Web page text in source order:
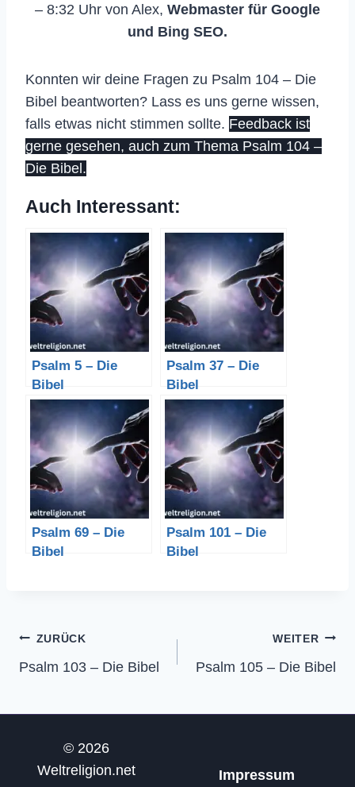
– 8:32 Uhr von Alex, Webmaster für Google
und Bing SEO.
Konnten wir deine Fragen zu Psalm 104 – Die
Bibel beantworten? Lass es uns gerne wissen,
falls etwas nicht stimmen sollte. Feedback ist
gerne gesehen, auch zum Thema Psalm 104 –
Die Bibel.
Auch Interessant:
Psalm 5 – Die
Bibel
Psalm 37 – Die
Bibel
Psalm 69 – Die
Bibel
Psalm 101 – Die
Bibel
Beitragsnavigation
ZURÜCK
Psalm 103 – Die Bibel
WEITER
Psalm 105 – Die Bibel
© 2026
Weltreligion.net
Impressum